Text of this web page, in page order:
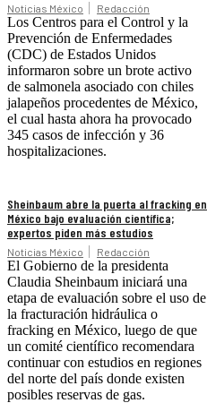
Noticias México Redacción
Los Centros para el Control y la
Prevención de Enfermedades
(CDC) de Estados Unidos
informaron sobre un brote activo
de salmonela asociado con chiles
jalapeños procedentes de México,
el cual hasta ahora ha provocado
345 casos de infección y 36
hospitalizaciones.
Sheinbaum abre la puerta al fracking en
México bajo evaluación científica;
expertos piden más estudios
Noticias México Redacción
El Gobierno de la presidenta
Claudia Sheinbaum iniciará una
etapa de evaluación sobre el uso de
la fracturación hidráulica o
fracking en México, luego de que
un comité científico recomendara
continuar con estudios en regiones
del norte del país donde existen
posibles reservas de gas.